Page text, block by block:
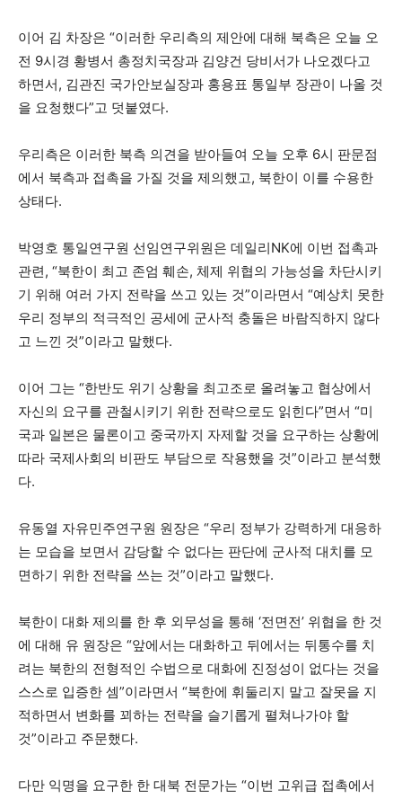
이어 김 차장은 “이러한 우리측의 제안에 대해 북측은 오늘 오
전 9시경 황병서 총정치국장과 김양건 당비서가 나오겠다고
하면서, 김관진 국가안보실장과 홍용표 통일부 장관이 나올 것
을 요청했다”고 덧붙였다.
우리측은 이러한 북측 의견을 받아들여 오늘 오후 6시 판문점
에서 북측과 접촉을 가질 것을 제의했고, 북한이 이를 수용한
상태다.
박영호 통일연구원 선임연구위원은 데일리NK에 이번 접촉과
관련, “북한이 최고 존엄 훼손, 체제 위협의 가능성을 차단시키
기 위해 여러 가지 전략을 쓰고 있는 것”이라면서 “예상치 못한
우리 정부의 적극적인 공세에 군사적 충돌은 바람직하지 않다
고 느낀 것”이라고 말했다.
이어 그는 “한반도 위기 상황을 최고조로 올려놓고 협상에서
자신의 요구를 관철시키기 위한 전략으로도 읽힌다”면서 “미
국과 일본은 물론이고 중국까지 자제할 것을 요구하는 상황에
따라 국제사회의 비판도 부담으로 작용했을 것”이라고 분석했
다.
유동열 자유민주연구원 원장은 “우리 정부가 강력하게 대응하
는 모습을 보면서 감당할 수 없다는 판단에 군사적 대치를 모
면하기 위한 전략을 쓰는 것”이라고 말했다.
북한이 대화 제의를 한 후 외무성을 통해 ‘전면전’ 위협을 한 것
에 대해 유 원장은 “앞에서는 대화하고 뒤에서는 뒤통수를 치
려는 북한의 전형적인 수법으로 대화에 진정성이 없다는 것을
스스로 입증한 셈”이라면서 “북한에 휘둘리지 말고 잘못을 지
적하면서 변화를 꾀하는 전략을 슬기롭게 펼쳐나가야 할
것”이라고 주문했다.
다만 익명을 요구한 한 대북 전문가는 “이번 고위급 접촉에서